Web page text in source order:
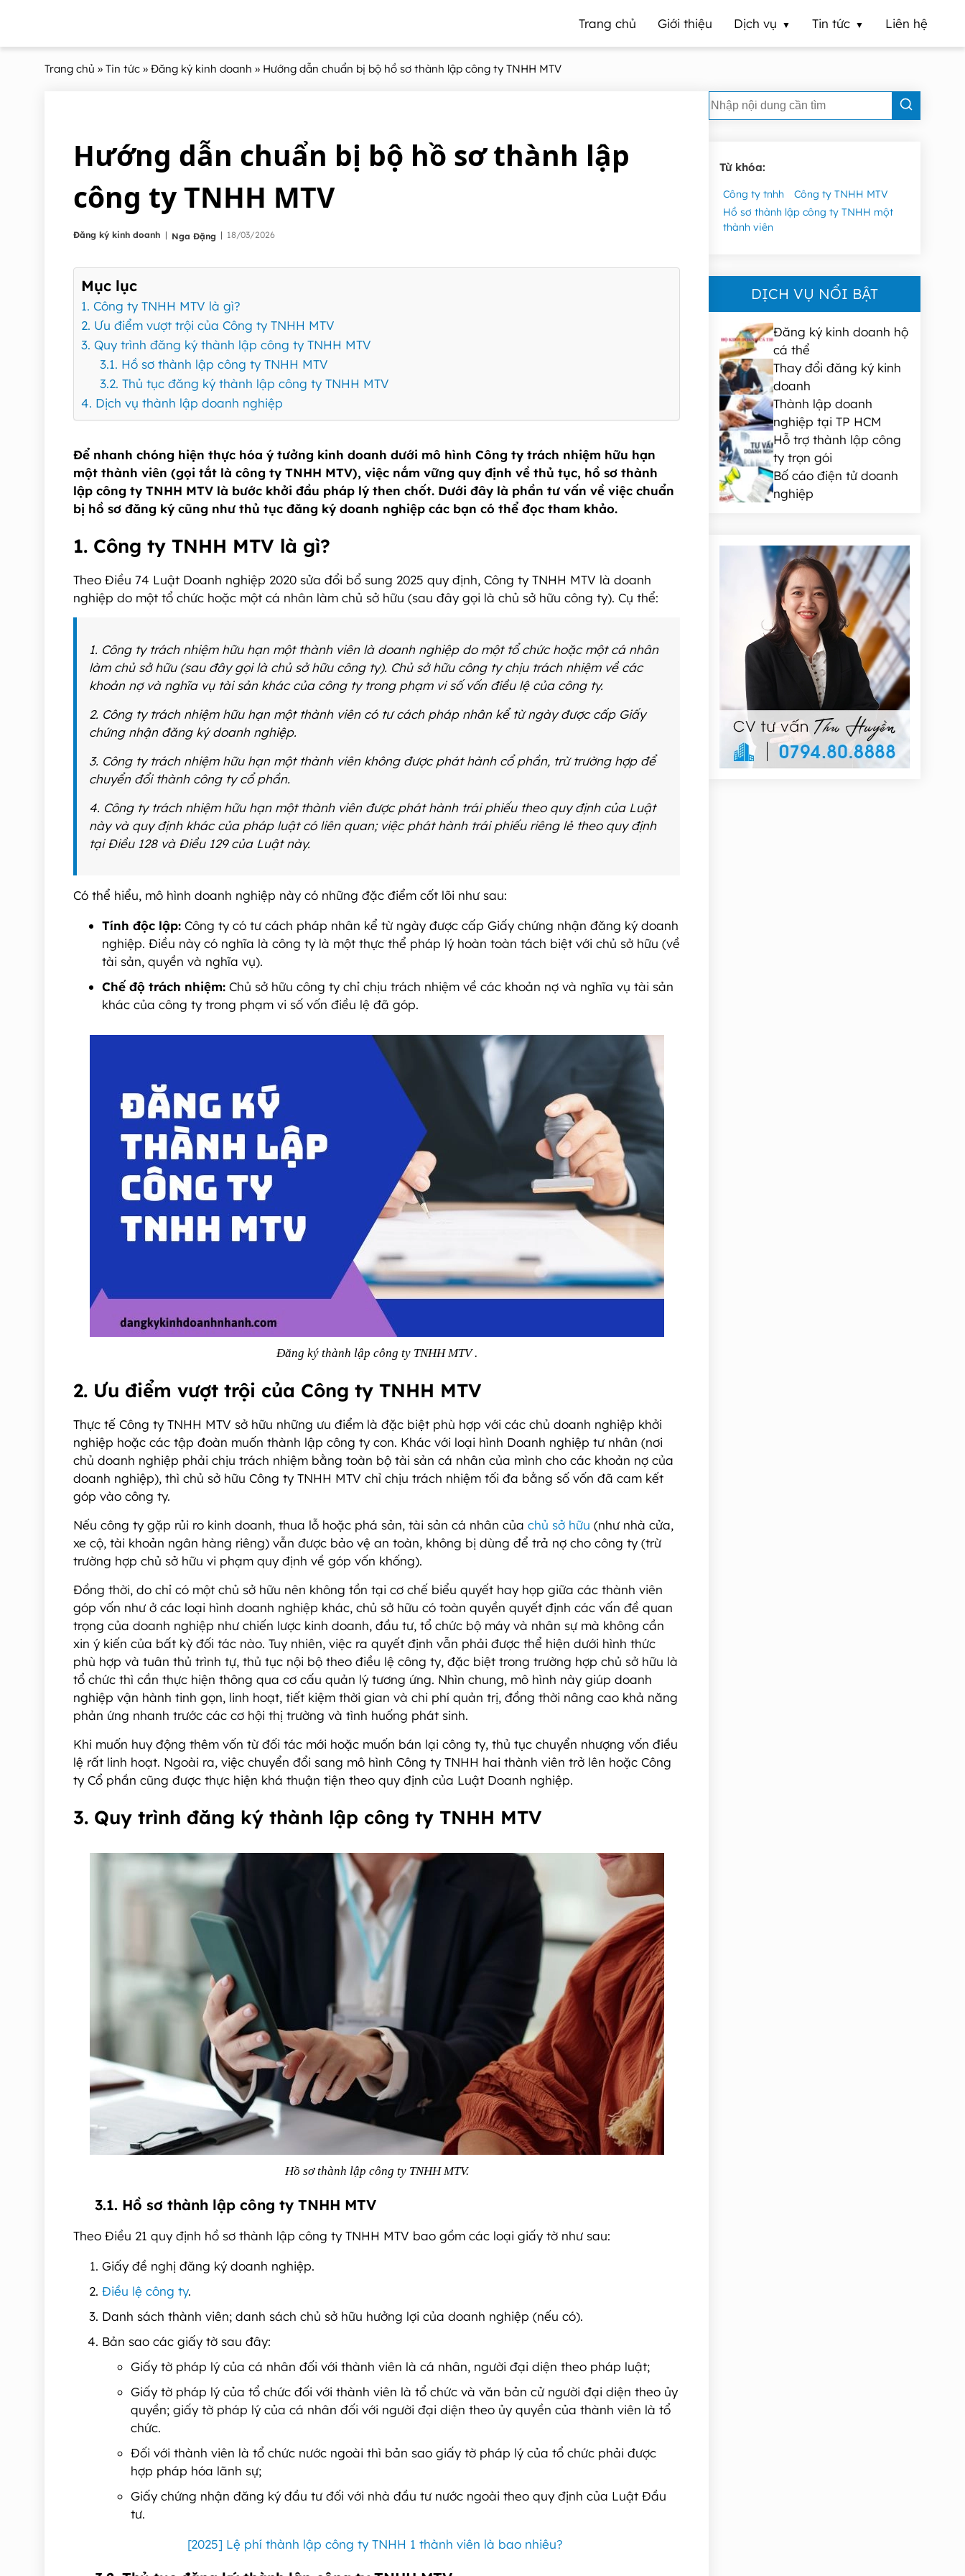
Trang chủ Giới thiệu Dịch vụ Tin tức Liên hệ
Trang chủ » Tin tức » Đăng ký kinh doanh » Hướng dẫn chuẩn bị bộ hồ sơ thành lập công ty TNHH MTV
Hướng dẫn chuẩn bị bộ hồ sơ thành lập
công ty TNHH MTV
Đăng ký kinh doanh | Nga Đặng | 18/03/2026
Mục lục
1. Công ty TNHH MTV là gì?
2. Ưu điểm vượt trội của Công ty TNHH MTV
3. Quy trình đăng ký thành lập công ty TNHH MTV
3.1. Hồ sơ thành lập công ty TNHH MTV
3.2. Thủ tục đăng ký thành lập công ty TNHH MTV
4. Dịch vụ thành lập doanh nghiệp
Để nhanh chóng hiện thực hóa ý tưởng kinh doanh dưới mô hình Công ty trách nhiệm hữu hạn
một thành viên (gọi tắt là công ty TNHH MTV), việc nắm vững quy định về thủ tục, hồ sơ thành
lập công ty TNHH MTV là bước khởi đầu pháp lý then chốt. Dưới đây là phần tư vấn về việc chuẩn
bị hồ sơ đăng ký cũng như thủ tục đăng ký doanh nghiệp các bạn có thể đọc tham khảo.
1. Công ty TNHH MTV là gì?
Theo Điều 74 Luật Doanh nghiệp 2020 sửa đổi bổ sung 2025 quy định, Công ty TNHH MTV là doanh
nghiệp do một tổ chức hoặc một cá nhân làm chủ sở hữu (sau đây gọi là chủ sở hữu công ty). Cụ thể:
1. Công ty trách nhiệm hữu hạn một thành viên là doanh nghiệp do một tổ chức hoặc một cá nhân
làm chủ sở hữu (sau đây gọi là chủ sở hữu công ty). Chủ sở hữu công ty chịu trách nhiệm về các
khoản nợ và nghĩa vụ tài sản khác của công ty trong phạm vi số vốn điều lệ của công ty.
2. Công ty trách nhiệm hữu hạn một thành viên có tư cách pháp nhân kể từ ngày được cấp Giấy
chứng nhận đăng ký doanh nghiệp.
3. Công ty trách nhiệm hữu hạn một thành viên không được phát hành cổ phần, trừ trường hợp để
chuyển đổi thành công ty cổ phần.
4. Công ty trách nhiệm hữu hạn một thành viên được phát hành trái phiếu theo quy định của Luật
này và quy định khác của pháp luật có liên quan; việc phát hành trái phiếu riêng lẻ theo quy định
tại Điều 128 và Điều 129 của Luật này.
Có thể hiểu, mô hình doanh nghiệp này có những đặc điểm cốt lõi như sau:
Tính độc lập: Công ty có tư cách pháp nhân kể từ ngày được cấp Giấy chứng nhận đăng ký doanh
nghiệp. Điều này có nghĩa là công ty là một thực thể pháp lý hoàn toàn tách biệt với chủ sở hữu (về
tài sản, quyền và nghĩa vụ).
Chế độ trách nhiệm: Chủ sở hữu công ty chỉ chịu trách nhiệm về các khoản nợ và nghĩa vụ tài sản
khác của công ty trong phạm vi số vốn điều lệ đã góp.
Đăng ký thành lập công ty TNHH MTV .
2. Ưu điểm vượt trội của Công ty TNHH MTV
Thực tế Công ty TNHH MTV sở hữu những ưu điểm là đặc biệt phù hợp với các chủ doanh nghiệp khởi
nghiệp hoặc các tập đoàn muốn thành lập công ty con. Khác với loại hình Doanh nghiệp tư nhân (nơi
chủ doanh nghiệp phải chịu trách nhiệm bằng toàn bộ tài sản cá nhân của mình cho các khoản nợ của
doanh nghiệp), thì chủ sở hữu Công ty TNHH MTV chỉ chịu trách nhiệm tối đa bằng số vốn đã cam kết
góp vào công ty.
Nếu công ty gặp rủi ro kinh doanh, thua lỗ hoặc phá sản, tài sản cá nhân của chủ sở hữu (như nhà cửa,
xe cộ, tài khoản ngân hàng riêng) vẫn được bảo vệ an toàn, không bị dùng để trả nợ cho công ty (trừ
trường hợp chủ sở hữu vi phạm quy định về góp vốn khống).
Đồng thời, do chỉ có một chủ sở hữu nên không tồn tại cơ chế biểu quyết hay họp giữa các thành viên
góp vốn như ở các loại hình doanh nghiệp khác, chủ sở hữu có toàn quyền quyết định các vấn đề quan
trọng của doanh nghiệp như chiến lược kinh doanh, đầu tư, tổ chức bộ máy và nhân sự mà không cần
xin ý kiến của bất kỳ đối tác nào. Tuy nhiên, việc ra quyết định vẫn phải được thể hiện dưới hình thức
phù hợp và tuân thủ trình tự, thủ tục nội bộ theo điều lệ công ty, đặc biệt trong trường hợp chủ sở hữu là
tổ chức thì cần thực hiện thông qua cơ cấu quản lý tương ứng. Nhìn chung, mô hình này giúp doanh
nghiệp vận hành tinh gọn, linh hoạt, tiết kiệm thời gian và chi phí quản trị, đồng thời nâng cao khả năng
phản ứng nhanh trước các cơ hội thị trường và tình huống phát sinh.
Khi muốn huy động thêm vốn từ đối tác mới hoặc muốn bán lại công ty, thủ tục chuyển nhượng vốn điều
lệ rất linh hoạt. Ngoài ra, việc chuyển đổi sang mô hình Công ty TNHH hai thành viên trở lên hoặc Công
ty Cổ phần cũng được thực hiện khá thuận tiện theo quy định của Luật Doanh nghiệp.
3. Quy trình đăng ký thành lập công ty TNHH MTV
Hồ sơ thành lập công ty TNHH MTV.
3.1. Hồ sơ thành lập công ty TNHH MTV
Theo Điều 21 quy định hồ sơ thành lập công ty TNHH MTV bao gồm các loại giấy tờ như sau:
Giấy đề nghị đăng ký doanh nghiệp.
Điều lệ công ty.
Danh sách thành viên; danh sách chủ sở hữu hưởng lợi của doanh nghiệp (nếu có).
Bản sao các giấy tờ sau đây:
Giấy tờ pháp lý của cá nhân đối với thành viên là cá nhân, người đại diện theo pháp luật;
Giấy tờ pháp lý của tổ chức đối với thành viên là tổ chức và văn bản cử người đại diện theo ủy
quyền; giấy tờ pháp lý của cá nhân đối với người đại diện theo ủy quyền của thành viên là tổ
chức.
Đối với thành viên là tổ chức nước ngoài thì bản sao giấy tờ pháp lý của tổ chức phải được
hợp pháp hóa lãnh sự;
Giấy chứng nhận đăng ký đầu tư đối với nhà đầu tư nước ngoài theo quy định của Luật Đầu
tư.
[2025] Lệ phí thành lập công ty TNHH 1 thành viên là bao nhiêu?
Từ khóa:
Công ty tnhh
Công ty TNHH MTV
Hồ sơ thành lập công ty TNHH một
thành viên
DỊCH VỤ NỔI BẬT
Đăng ký kinh doanh hộ
cá thể
Thay đổi đăng ký kinh
doanh
Thành lập doanh
nghiệp tại TP HCM
Hỗ trợ thành lập công
ty trọn gói
Bố cáo điện tử doanh
nghiệp